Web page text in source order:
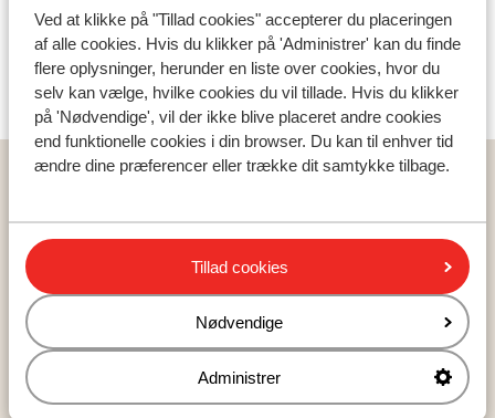
Ved at klikke på "Tillad cookies" accepterer du placeringen
af alle cookies. Hvis du klikker på 'Administrer' kan du finde
flere oplysninger, herunder en liste over cookies, hvor du
selv kan vælge, hvilke cookies du vil tillade. Hvis du klikker
på 'Nødvendige', vil der ikke blive placeret andre cookies
end funktionelle cookies i din browser. Du kan til enhver tid
ændre dine præferencer eller trække dit samtykke tilbage.
Tillad cookies
Nødvendige
Administrer
Populære lande
Grækenland
Egypten
Populære regioner
Tyrkiets sydkyst